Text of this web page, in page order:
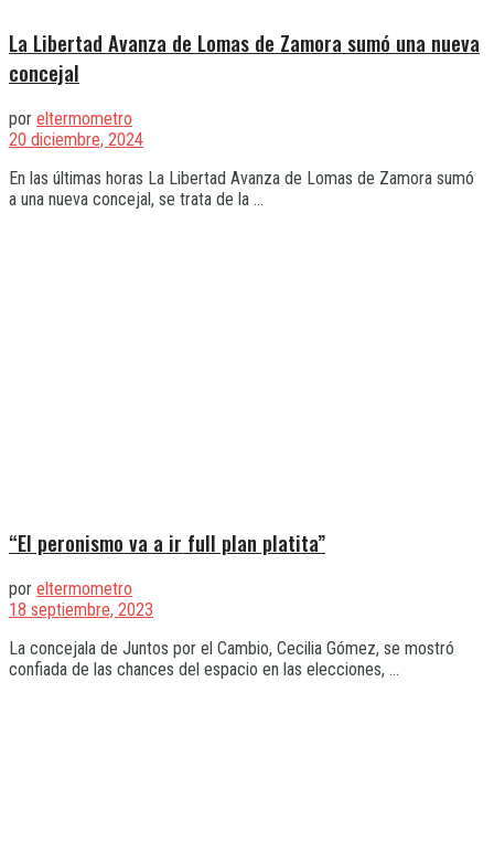
La Libertad Avanza de Lomas de Zamora sumó una nueva
concejal
por eltermometro
20 diciembre, 2024
En las últimas horas La Libertad Avanza de Lomas de Zamora sumó
a una nueva concejal, se trata de la ...
“El peronismo va a ir full plan platita”
por eltermometro
18 septiembre, 2023
La concejala de Juntos por el Cambio, Cecilia Gómez, se mostró
confiada de las chances del espacio en las elecciones, ...